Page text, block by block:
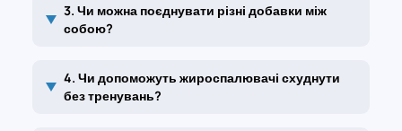
3. Чи можна поєднувати різні добавки між
собою?
4. Чи допоможуть жироспалювачі схуднути
без тренувань?